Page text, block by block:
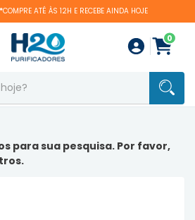
FRETE GRÁTISPARA PRODUTOS
0
para sua pesquisa. Por favor,